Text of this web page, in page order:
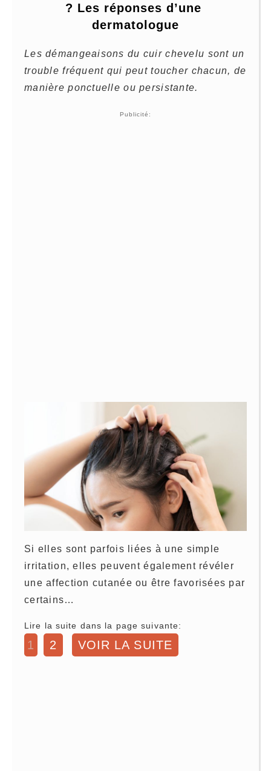
? Les réponses d’une
dermatologue
Les démangeaisons du cuir chevelu sont un
trouble fréquent qui peut toucher chacun, de
manière ponctuelle ou persistante.
Publicité:
Si elles sont parfois liées à une simple
irritation, elles peuvent également révéler
une affection cutanée ou être favorisées par
certains…
Lire la suite dans la page suivante:
1 2 VOIR LA SUITE